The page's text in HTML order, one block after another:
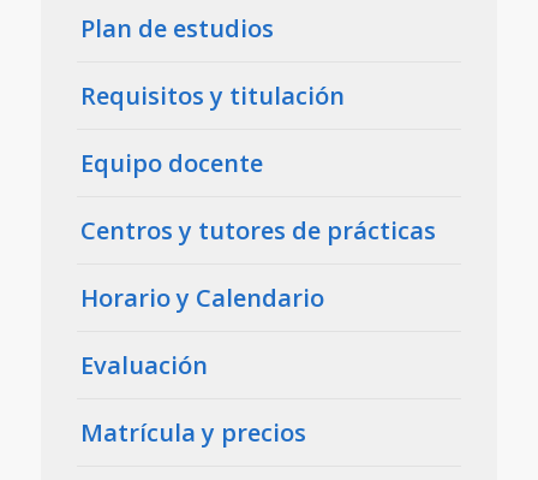
Plan de estudios
Requisitos y titulación
Equipo docente
Centros y tutores de prácticas
Horario y Calendario
Evaluación
Matrícula y precios